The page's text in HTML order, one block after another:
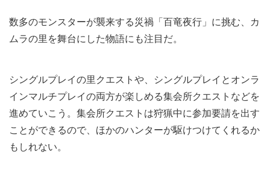
数多のモンスターが襲来する災禍「百竜夜行」に挑む、カ
ムラの里を舞台にした物語にも注目だ。
シングルプレイの里クエストや、シングルプレイとオンラ
インマルチプレイの両方が楽しめる集会所クエストなどを
進めていこう。集会所クエストは狩猟中に参加要請を出す
ことができるので、ほかのハンターが駆けつけてくれるか
もしれない。